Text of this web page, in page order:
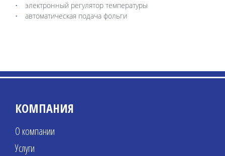
электронный регулятор температуры
автоматическая подача фольги
КОМПАНИЯ
О компании
Услуги